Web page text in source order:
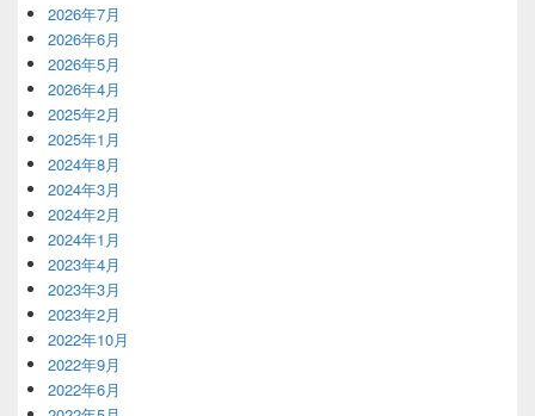
2026年7月
2026年6月
2026年5月
2026年4月
2025年2月
2025年1月
2024年8月
2024年3月
2024年2月
2024年1月
2023年4月
2023年3月
2023年2月
2022年10月
2022年9月
2022年6月